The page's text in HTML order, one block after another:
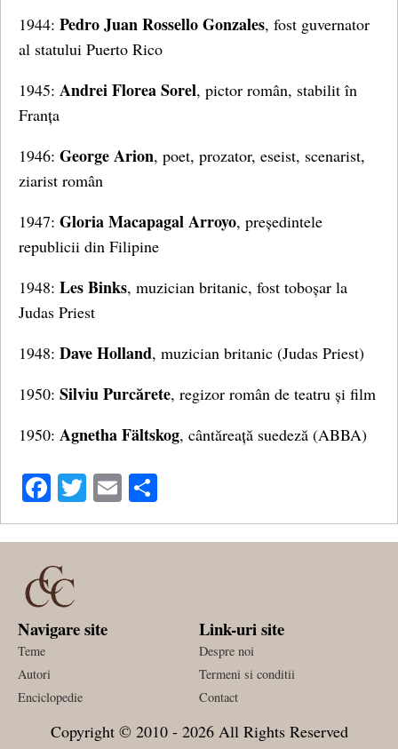
1944: Pedro Juan Rossello Gonzales, fost guvernator
al statului Puerto Rico
1945: Andrei Florea Sorel, pictor român, stabilit în
Franța
1946: George Arion, poet, prozator, eseist, scenarist,
ziarist român
1947: Gloria Macapagal Arroyo, președintele
republicii din Filipine
1948: Les Binks, muzician britanic, fost toboșar la
Judas Priest
1948: Dave Holland, muzician britanic (Judas Priest)
1950: Silviu Purcărete, regizor român de teatru și film
1950: Agnetha Fältskog, cântăreață suedeză (ABBA)
Facebook
Twitter
Email
Navigare site
Teme
Autori
Enciclopedie
Link-uri site
Despre noi
Termeni si conditii
Contact
Copyright © 2010 - 2026 All Rights Reserved